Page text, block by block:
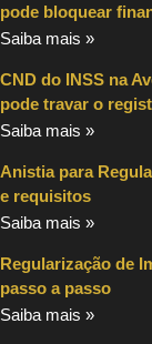
pode bloquear
Saiba mais »
CND do INSS na
pode travar o
Saiba mais »
Anistia para
e requisitos
Saiba mais »
Regularização de
passo a passo
Saiba mais »